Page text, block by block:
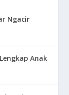
Ngacir
Anak